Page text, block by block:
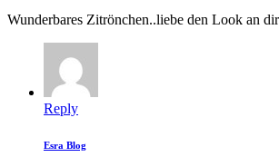
Wunderbares Zitrönchen..liebe den Look an
Reply
Esra Blog